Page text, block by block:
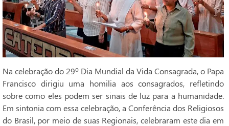
Na celebração do 29º Dia Mundial da Vida Consagrada, o Papa
Francisco dirigiu uma homilia aos consagrados, refletindo
sobre como eles podem ser sinais de luz para a humanidade.
Em sintonia com essa celebração, a Conferência dos Religiosos
do Brasil, por meio de suas Regionais, celebraram este dia em